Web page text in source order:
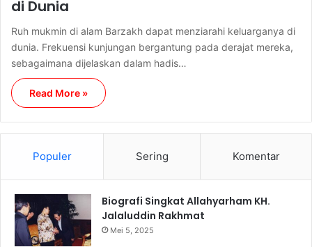
di Dunia
Ruh mukmin di alam Barzakh dapat menziarahi keluarganya di
dunia. Frekuensi kunjungan bergantung pada derajat mereka,
sebagaimana dijelaskan dalam hadis…
Read More »
Populer Sering Komentar
Biografi Singkat Allahyarham KH.
Jalaluddin Rakhmat
Mei 5, 2025